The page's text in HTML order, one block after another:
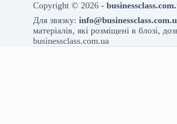
Copyright © 2026 -
Для звязку:
матеріалів, які розміщені в блозі,
businessclass.com.ua